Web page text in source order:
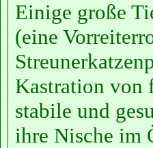
Einige große
(eine
Kastration von
stabile und
ihre Nische im